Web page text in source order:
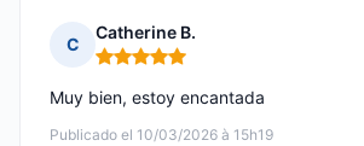
C
Catherine B.
Nota: 5 de 5
Publicado el 10/03/2026 à 15h19
Muy bien, estoy encantada